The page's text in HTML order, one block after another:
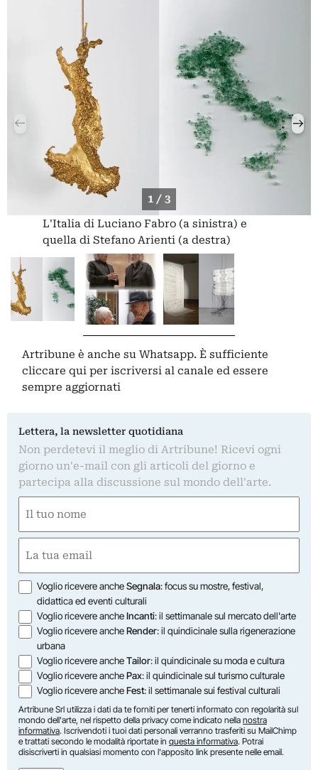
1 / 3
L'Italia di Luciano Fabro (a sinistra) e
quella di Stefano Arienti (a destra)
Artribune è anche su Whatsapp. È sufficiente
cliccare qui per iscriversi al canale ed essere
sempre aggiornati
Lettera, la newsletter quotidiana
Non perdetevi il meglio di Artribune! Ricevi ogni
giorno un'e-mail con gli articoli del giorno e
partecipa alla discussione sul mondo dell'arte.
(Required)
First
(Required)
Opzioni
Voglio ricevere ancheSegnala: focus su mostre, festival,
didattica ed eventi culturali
Voglio ricevere ancheIncanti: il settimanale sul mercato dell'arte
Voglio ricevere ancheRender: il quindicinale sulla rigenerazione
urbana
Voglio ricevere ancheTailor: il quindicinale su moda e cultura
Voglio ricevere anchePax: il quindicinale sul turismo culturale
Voglio ricevere ancheFest: il settimanale sui festival culturali
Artribune Srl utilizza i dati da te forniti per tenerti informato con regolarità sul
mondo dell'arte, nel rispetto della privacy come indicato nella nostra
informativa. Iscrivendoti i tuoi dati personali verranno trasferiti su MailChimp
e trattati secondo le modalità riportate in questa informativa. Potrai
disiscriverti in qualsiasi momento con l'apposito link presente nelle email.